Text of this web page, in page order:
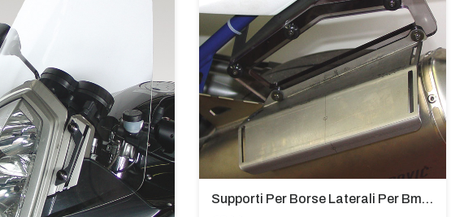
Supporti Per Borse Laterali Per Bmw Hp2 Megamoto 2007 - 2008 TRASPARENTE - Sb02-T